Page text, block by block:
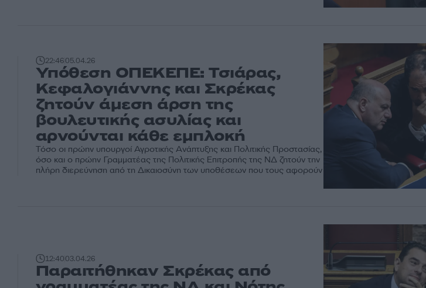
22:4605.04.26
Υπόθεση ΟΠΕΚΕΠΕ: Τσιάρας,
Κεφαλογιάννης και Σκρέκας
ζητούν άμεση άρση της
βουλευτικής ασυλίας και
αρνούνται κάθε εμπλοκή
Τόσο οι πρώην υπουργοί Αγροτικής Ανάπτυξης και Πολιτικής Προστασίας,
όσο και ο πρώην Γραμματέας της Πολιτικής Επιτροπής της ΝΔ ζητούν την
πλήρη διερεύνηση από τη Δικαιοσύνη των υποθέσεων που τους αφορούν
12:4003.04.26
Παραιτήθηκαν Σκρέκας από